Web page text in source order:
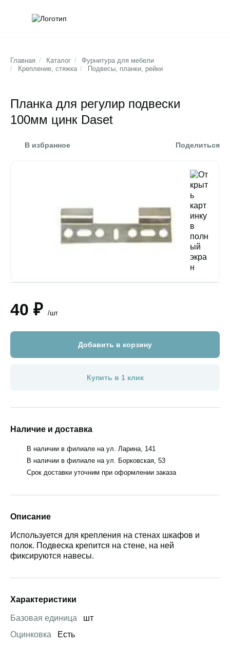
Главная / Каталог /
Фурнитура для мебели
/
Крепление, стяжка / Подвесы, планки, рейки
Планка для регулир подвески
100мм цинк Daset
В избранное Поделиться
40 ₽ /шт
Добавить в корзину
Купить в 1 клик
Наличие и доставка
В наличии в филиале на ул. Ларина, 141
В наличии в филиале на ул. Борковская, 53
Срок доставки уточним при оформлении заказа
Описание
Используется для крепления на стенах шкафов и
полок. Подвеска крепится на стене, на ней
фиксируются навесы.
Характеристики
Базовая единица
шт
Оцинковка
Есть